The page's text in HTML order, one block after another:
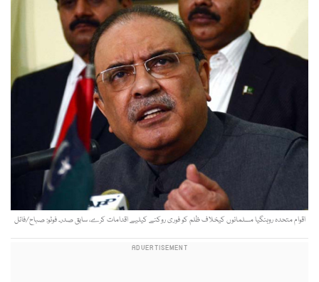
اقوام متحدہ روہنگیا مسلمانوں کیخلاف ظلم کو فوری روکنے کیلیے اقدامات کرے، سابق صدر۔ فوٹو: صباح/فائل